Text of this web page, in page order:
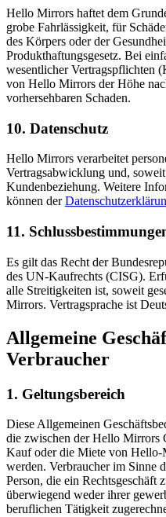
Hello Mirrors haftet dem
grobe Fahrlässigkeit, für
des Körpers oder der
Produkthaftungsgesetz. Bei
wesentlicher Vertragspflichten
von Hello Mirrors der Höhe
vorhersehbaren Schaden.
10. Datenschutz
Hello Mirrors verarbeitet
Vertragsabwicklung und,
Kundenbeziehung. Weitere
können der
11.
Es gilt das Recht der
des UN-Kaufrechts (CISG).
alle Streitigkeiten ist, soweit
Mirrors. Vertragsprache ist
Allgemeine
Verbraucher
1. Geltungsbereich
Diese Allgemeinen
die zwischen der Hello Mirrors
Kauf oder die Miete von Hello-
werden. Verbraucher im Sinne
Person, die ein Rechtsgeschäft
überwiegend weder ihrer
beruflichen Tätigkeit